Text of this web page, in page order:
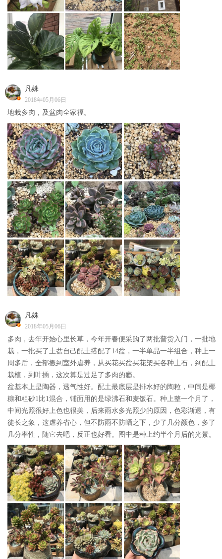
凡姝
2018年05月06日
地栽多肉，及盆肉全家福。
凡姝
2018年05月06日
多肉，去年开始心里长草，今年开春便采购了两批普货入门，一批地
栽，一批买了土盆自己配土搭配了14盆，一半单品一半组合，种上一
周多后，全部搬到室外虐养，从买花买盆买花架买各种土石，到配土
栽植，到叶插，这次算是过足了多肉的瘾。
盆基本上是陶器，透气性好。配土最底层是排水好的陶粒，中间是椰
糠和粗砂1比1混合，铺面用的是绿沸石和麦饭石。种上整一个月了，
中间光照很好上色也很美，后来雨水多光照少的原因，色彩渐退，有
徒长之象，这虐养省心，但不防雨不防晒之下，少了几分颜色，多了
几分率性，随它去吧，反正也好看。图中是种上约半个月后的光景。